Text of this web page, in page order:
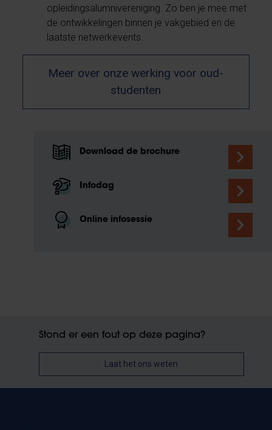
opleidingsalumnivereniging. Zo ben je mee met
de ontwikkelingen binnen je vakgebied en de
laatste netwerkevents.
Meer over onze werking voor oud-
studenten
Download de brochure
Infodag
Online infosessie
Stond er een fout op deze pagina?
Laat het ons weten